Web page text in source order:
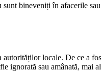
bineveniți în afacerile
locale. De ce a
ignorată sau amânată, mai